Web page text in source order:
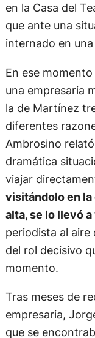
en la Casa del
que ante una
internado en una
En ese
una empresaria
la de Martínez
diferentes
Ambrosino
dramática
viajar
visitándolo en
alta, se lo llevó
periodista al aire
del rol decisivo
momento.
Tras meses de
empresaria,
que se